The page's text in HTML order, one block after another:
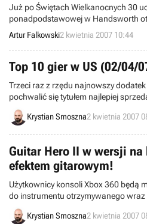
Już po Świętach Wielkanocnych 30
ponadpodstawowej w Handsworth
ciekawe, nie do grania, lecz jako
Artur Falkowski2 kwietnia 2007 10:44
Top 10 gier w US (02/04/
Trzeci raz z rzędu najnowszy
pochwalić się tytułem najlepiej
Stanach Zjednoczonych. W tygodniu
firmy Electronic Arts znów znalazł się
Krystian Smoszna2 kwietnia 2007
Guitar Hero II w wersji na
efektem gitarowym!
Użytkownicy konsoli Xbox 360 będą
do instrumentu otrzymywanego wraz
poinformowali redaktorzy serwisu
zapoznać się z pełną wersją tego
Krystian Smoszna2 kwietnia 2007